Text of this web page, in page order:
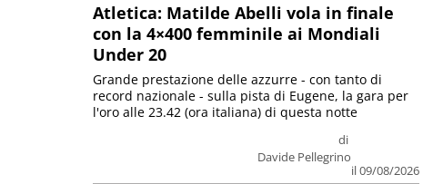
Atletica: Matilde Abelli vola in finale
con la 4×400 femminile ai Mondiali
Under 20
di
Davide Pellegrino
il 09/08/2026
Grande prestazione delle azzurre - con tanto di
record nazionale - sulla pista di Eugene, la gara per
l'oro alle 23.42 (ora italiana) di questa notte